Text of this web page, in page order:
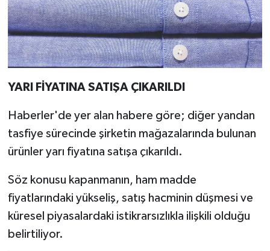
YARI FİYATINA SATIŞA ÇIKARILDI
Haberler'de yer alan habere göre; diğer yandan
tasfiye sürecinde şirketin mağazalarında bulunan
ürünler yarı fiyatına satışa çıkarıldı.
Söz konusu kapanmanın, ham madde
fiyatlarındaki yükseliş, satış hacminin düşmesi ve
küresel piyasalardaki istikrarsızlıkla ilişkili olduğu
belirtiliyor.